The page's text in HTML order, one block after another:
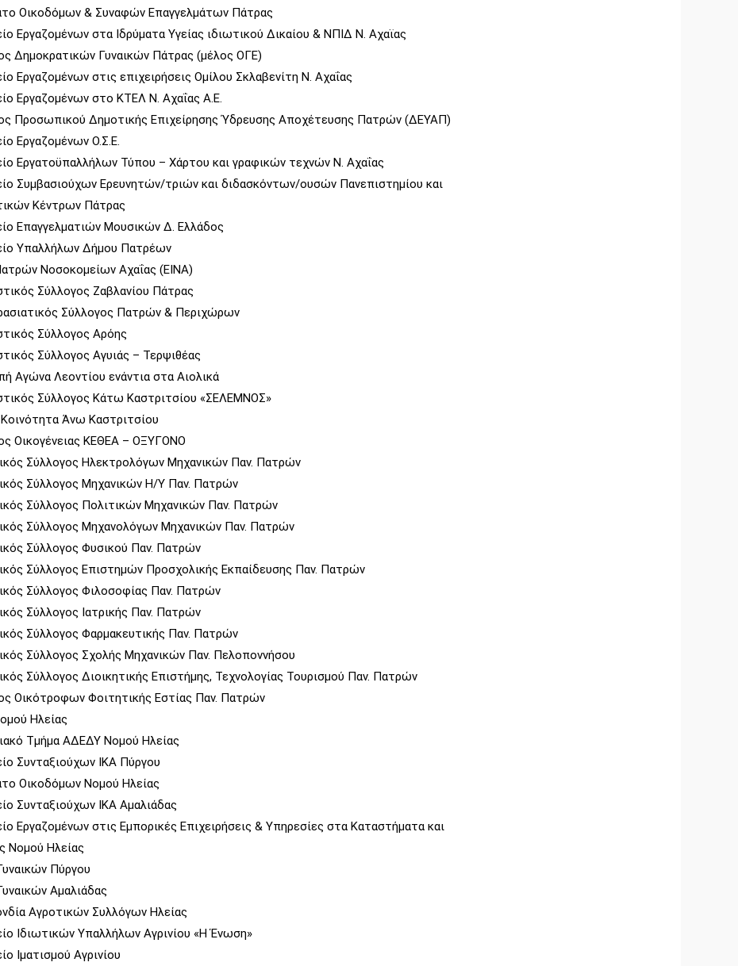
Οικοδόμων & Συναφών Επαγγελμάτων Πάτρας
Εργαζομένων στα Ιδρύματα Υγείας ιδιωτικού Δικαίου & ΝΠΙΔ Ν. Αχαϊας
Δημοκρατικών Γυναικών Πάτρας (μέλος ΟΓΕ)
Εργαζομένων στις επιχειρήσεις Ομίλου Σκλαβενίτη Ν. Αχαΐας
Εργαζομένων στο ΚΤΕΛ Ν. Αχαΐας Α.Ε.
Προσωπικού Δημοτικής Επιχείρησης Ύδρευσης Αποχέτευσης Πατρών (ΔΕΥΑΠ)
Εργαζομένων Ο.Σ.Ε.
Εργατοϋπαλλήλων Τύπου – Χάρτου και γραφικών τεχνών Ν. Αχαΐας
Συμβασιούχων Ερευνητών/τριών και διδασκόντων/ουσών Πανεπιστημίου και
Κέντρων Πάτρας
Επαγγελματιών Μουσικών Δ. Ελλάδος
Υπαλλήλων Δήμου Πατρέων
Νοσοκομείων Αχαΐας (ΕΙΝΑ)
Σύλλογος Ζαβλανίου Πάτρας
Σύλλογος Πατρών & Περιχώρων
Σύλλογος Αρόης
Σύλλογος Αγυιάς – Τερψιθέας
Αγώνα Λεοντίου ενάντια στα Αιολικά
Σύλλογος Κάτω Καστριτσίου «ΣΕΛΕΜΝΟΣ»
Άνω Καστριτσίου
Οικογένειας ΚΕΘΕΑ – ΟΞΥΓΟΝΟ
Σύλλογος Ηλεκτρολόγων Μηχανικών Παν. Πατρών
Σύλλογος Μηχανικών Η/Υ Παν. Πατρών
Σύλλογος Πολιτικών Μηχανικών Παν. Πατρών
Σύλλογος Μηχανολόγων Μηχανικών Παν. Πατρών
Σύλλογος Φυσικού Παν. Πατρών
Σύλλογος Επιστημών Προσχολικής Εκπαίδευσης Παν. Πατρών
Σύλλογος Φιλοσοφίας Παν. Πατρών
Σύλλογος Ιατρικής Παν. Πατρών
Σύλλογος Φαρμακευτικής Παν. Πατρών
Σύλλογος Σχολής Μηχανικών Παν. Πελοποννήσου
Σύλλογος Διοικητικής Επιστήμης, Τεχνολογίας Τουρισμού Παν. Πατρών
Οικότροφων Φοιτητικής Εστίας Παν. Πατρών
Ηλείας
Τμήμα ΑΔΕΔΥ Νομού Ηλείας
Συνταξιούχων ΙΚΑ Πύργου
Οικοδόμων Νομού Ηλείας
Συνταξιούχων ΙΚΑ Αμαλιάδας
Εργαζομένων στις Εμπορικές Επιχειρήσεις & Υπηρεσίες στα Καταστήματα και
Νομού Ηλείας
Πύργου
Αμαλιάδας
Αγροτικών Συλλόγων Ηλείας
Ιδιωτικών Υπαλλήλων Αγρινίου «Η Ένωση»
Ιματισμού Αγρινίου